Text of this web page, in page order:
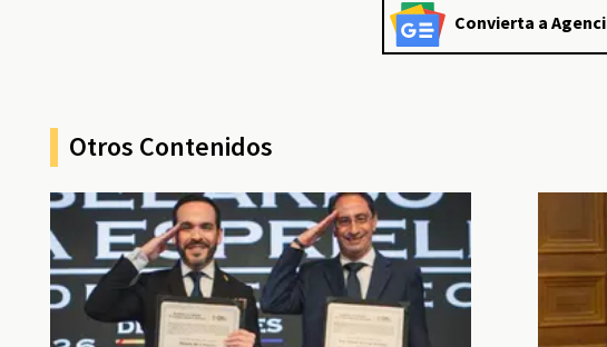
Convierta a
Otros Contenidos